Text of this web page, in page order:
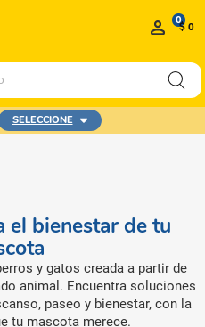
0$ 0
SELECCIONE
el bienestar de tu
y gatos creada a partir de
animal. Encuentra soluciones
paseo y bienestar, con la
tu mascota merece.